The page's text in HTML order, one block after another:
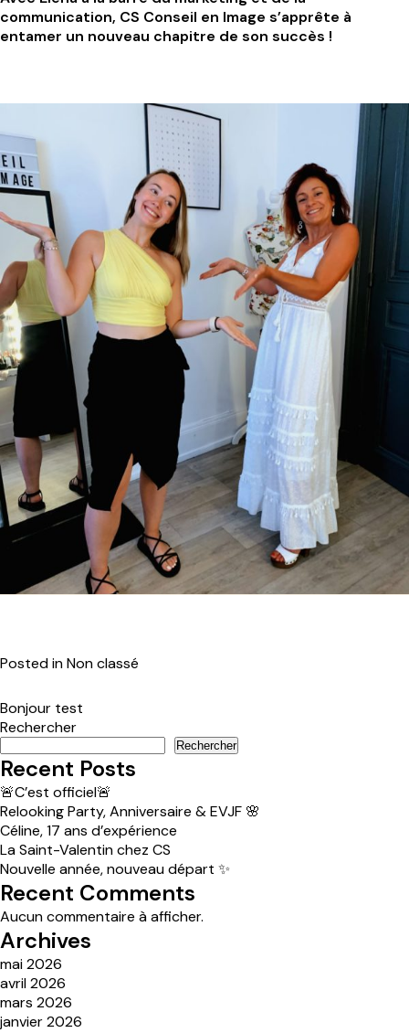
communication, CS Conseil en Image s’apprête à
entamer un nouveau chapitre de son succès !
Posted in Non classé
Bonjour test
Rechercher
Rechercher
Recent Posts
🚨C’est officiel🚨
Relooking Party, Anniversaire & EVJF 🌸
Céline, 17 ans d’expérience
La Saint-Valentin chez CS
Nouvelle année, nouveau départ ✨
Recent Comments
Aucun commentaire à afficher.
Archives
mai 2026
avril 2026
mars 2026
janvier 2026